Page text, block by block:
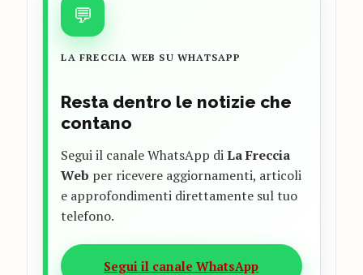
💬
LA FRECCIA WEB SU WHATSAPP
Resta dentro le notizie che
contano
Segui il canale WhatsApp diLa Freccia
Web per ricevere aggiornamenti, articoli
e approfondimenti direttamente sul tuo
telefono.
Segui il canale WhatsApp